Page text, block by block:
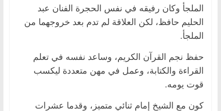
الملجأ وكان رفيقه في نفس الحجرة الفنان عبد
الحليم حافظ، لكن العلاقة لم تدم بعد خروجهما من
الملجأ.
حفظ نجم القرآن الكريم، وساعد نفسه في تعلم
القراءة والكتابة، وعمل في مهن متعددة ليكسب
قوت يومه.
كون مع الشيخ إمام ثنائي متميز، وقدما عشرات